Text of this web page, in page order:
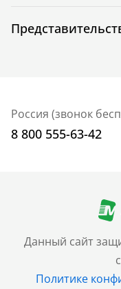
Данный сайт
Политике
Россия (звонок
8 800 555-63-42
+7 (499) 705-30-
Санкт-Петербург
+7 (812) 600-77-